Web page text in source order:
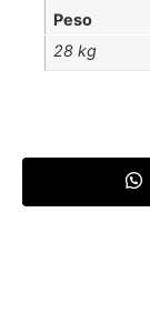
Peso
28 kg